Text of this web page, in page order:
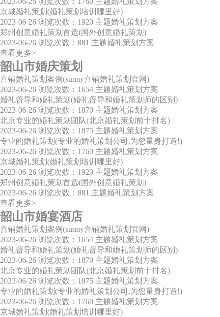
京城婚礼策划(婚礼策划培训哪里好)
2023-06-26 浏览次数：1920 主题婚礼策划方案
郑州创意婚礼策划首选(国外创意婚礼策划)
2023-06-26 浏览次数：881 主题婚礼策划方案
查看更多>
韶山市婚庆策划
喜铺婚礼策划案例(sunny喜铺婚礼策划官网)
2023-06-26 浏览次数：1654 主题婚礼策划方案
婚礼督导和婚礼策划(婚礼督导和婚礼策划师的区别)
2023-06-26 浏览次数：1870 主题婚礼策划方案
北京专业的婚礼策划团队(北京婚礼策划前十排名)
2023-06-26 浏览次数：1875 主题婚礼策划方案
专业的婚礼策划(专业的婚礼策划公司,为您量身打造!)
2023-06-26 浏览次数：1760 主题婚礼策划方案
京城婚礼策划(婚礼策划培训哪里好)
2023-06-26 浏览次数：1920 主题婚礼策划方案
郑州创意婚礼策划首选(国外创意婚礼策划)
2023-06-26 浏览次数：881 主题婚礼策划方案
查看更多>
韶山市婚宴酒店
喜铺婚礼策划案例(sunny喜铺婚礼策划官网)
2023-06-26 浏览次数：1654 主题婚礼策划方案
婚礼督导和婚礼策划(婚礼督导和婚礼策划师的区别)
2023-06-26 浏览次数：1870 主题婚礼策划方案
北京专业的婚礼策划团队(北京婚礼策划前十排名)
2023-06-26 浏览次数：1875 主题婚礼策划方案
专业的婚礼策划(专业的婚礼策划公司,为您量身打造!)
2023-06-26 浏览次数：1760 主题婚礼策划方案
京城婚礼策划(婚礼策划培训哪里好)